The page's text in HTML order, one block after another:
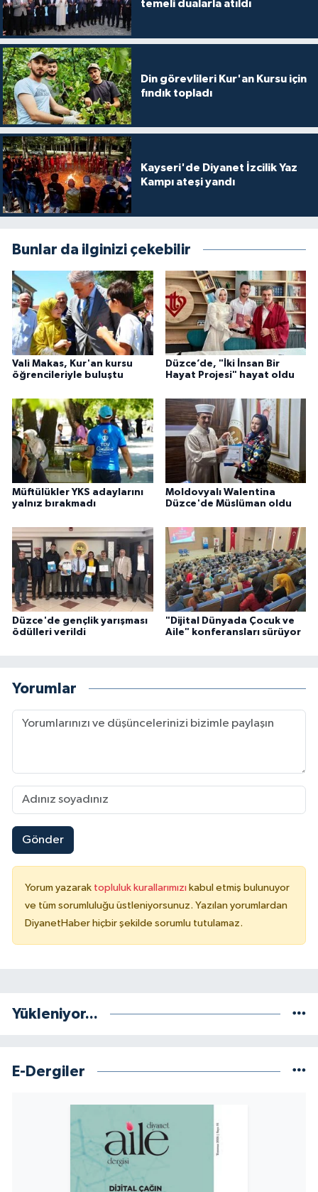
temeli dualarla atıldı
Din görevlileri Kur'an Kursu için
fındık topladı
Kayseri'de Diyanet İzcilik Yaz
Kampı ateşi yandı
Bunlar da ilginizi çekebilir
Vali Makas, Kur'an kursu
öğrencileriyle buluştu
Düzce’de, "İki İnsan Bir
Hayat Projesi" hayat oldu
Müftülükler YKS adaylarını
yalnız bırakmadı
Moldovyalı Walentina
Düzce'de Müslüman oldu
Düzce'de gençlik yarışması
ödülleri verildi
"Dijital Dünyada Çocuk ve
Aile" konferansları sürüyor
Yorumlar
Gönder
Yorum yazarak topluluk kurallarımızı kabul etmiş bulunuyor
ve tüm sorumluluğu üstleniyorsunuz. Yazılan yorumlardan
DiyanetHaber hiçbir şekilde sorumlu tutulamaz.
Yükleniyor...
E-Dergiler
Niğde Müftülüğü
Ordu Müftülüğü
Osmaniye Müftülüğü
Rize Müftülüğü
Sakarya Müftülüğü
Samsun Müftülüğü
Siirt Müftülüğü
Sinop Müftülüğü
Sivas Müftülüğü
Şanlıurfa Müftülüğü
Şırnak Müftülüğü
Tekirdağ Müftülüğü
Tokat Müftülüğü
Trabzon Müftülüğü
Tunceli Müftülüğü
Uşak Müftülüğü
Van Müftülüğü
Yozgat Müftülüğü
Zonguldak Müftülüğü